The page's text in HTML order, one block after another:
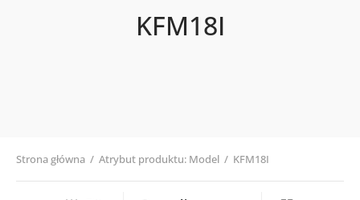
KFM18I
Strona główna / Atrybut produktu: Model / KFM18I